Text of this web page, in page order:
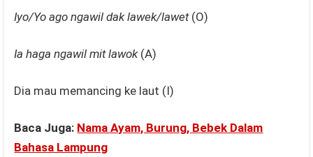
Iyo/Yo ago ngawil dak lawek/lawet (O)
Ia haga ngawil mit lawok (A)
Dia mau memancing ke laut (I)
Baca Juga: Nama Ayam, Burung, Bebek Dalam
Bahasa Lampung